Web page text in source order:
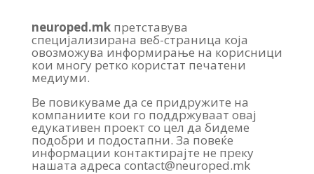
neuroped.mkпретставува
специјализирана веб-страница која
овозможува информирање на корисници
кои многу ретко користат печатени
медиуми.
Ве повикуваме да се придружите на
компаниите кои го поддржуваат овај
едукативен проект со цел да бидеме
подобри и подостапни. За повеќе
информации контактирајте не преку
нашата адреса contact@neuroped.mk